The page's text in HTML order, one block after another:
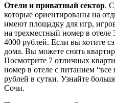
Отели и приватный сектор.
которые ориентированы на
имеют площадку для игр,
на трехместный номер в отеле
4000 рублей. Если вы хотите
дома. Вы можете снять
Посмотрите 7 отличных
номер в отеле с питанием
рублей в сутки. Узнайте
Сочи.